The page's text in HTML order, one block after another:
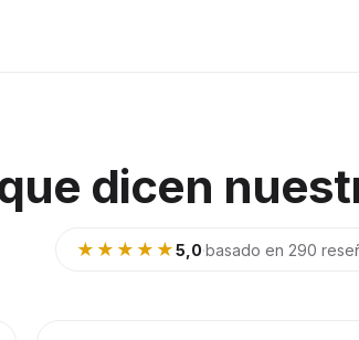
dicen
★★★★★5,0·basado en 290